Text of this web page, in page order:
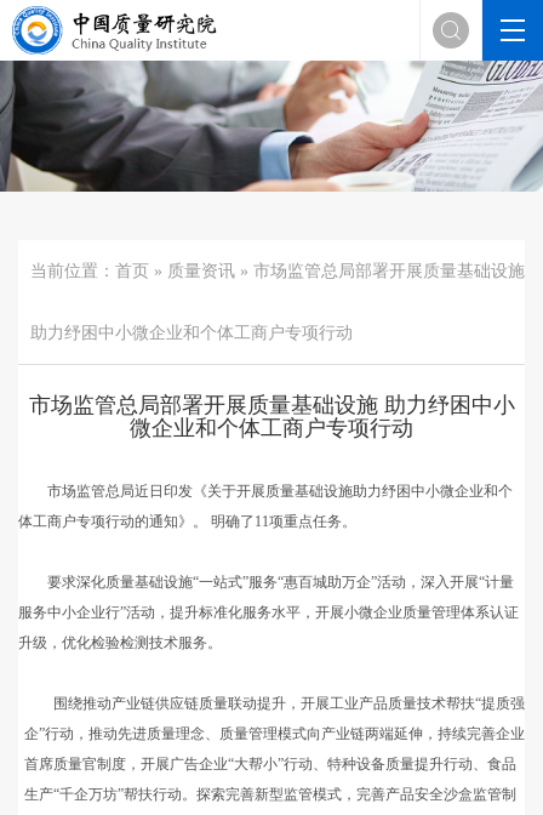

当前位置： 首页 » 质量资讯 » 市场监管总局部署开展质量基础设施
助力纾困中小微企业和个体工商户专项行动
市场监管总局部署开展质量基础设施 助力纾困中小
微企业和个体工商户专项行动
市场监管总局近日印发《关于开展质量基础设施助力纾困中小微企业和个
体工商户专项行动的通知》。 明确了11项重点任务。
要求深化质量基础设施“一站式”服务“惠百城助万企”活动，深入开展“计量
服务中小企业行”活动，提升标准化服务水平，开展小微企业质量管理体系认证
升级，优化检验检测技术服务。
围绕推动产业链供应链质量联动提升，开展工业产品质量技术帮扶“提质强
企”行动，推动先进质量理念、质量管理模式向产业链两端延伸，持续完善企业
首席质量官制度，开展广告企业“大帮小”行动、特种设备质量提升行动、食品
生产“千企万坊”帮扶行动。探索完善新型监管模式，完善产品安全沙盒监管制